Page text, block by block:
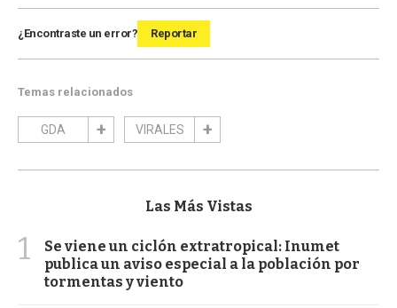
¿Encontraste un error? Reportar
Temas relacionados
GDA VIRALES
Las Más Vistas
1
Se viene un ciclón extratropical: Inumet
publica un aviso especial a la población por
tormentas y viento